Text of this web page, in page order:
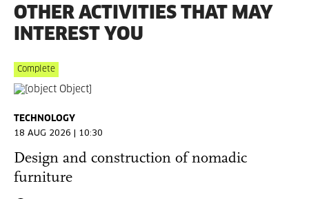
OTHER ACTIVITIES THAT MAY
INTEREST YOU
Complete
TECHNOLOGY
18 AUG 2026 | 10:30
Design and construction of nomadic
furniture